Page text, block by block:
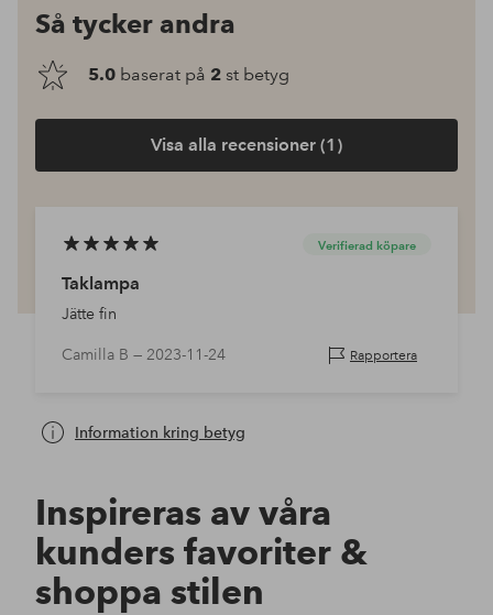
Så tycker andra
5.0 baserat på 2 st betyg
Visa alla recensioner (1)
Verifierad köpare
Taklampa
Jätte fin
Camilla B — 2023-11-24 Rapportera
Information kring betyg
Inspireras av våra
kunders favoriter &
shoppa stilen